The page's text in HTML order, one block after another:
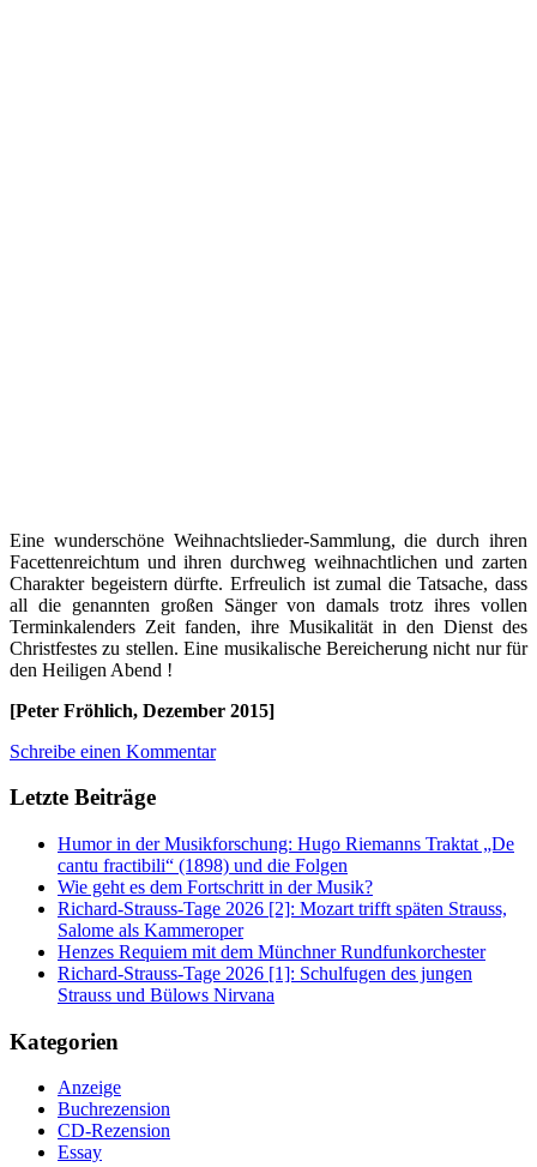
Eine wunderschöne Weihnachtslieder-Sammlung, die durch ihren
Facettenreichtum und ihren durchweg weihnachtlichen und zarten
Charakter begeistern dürfte. Erfreulich ist zumal die Tatsache, dass
all die genannten großen Sänger von damals trotz ihres vollen
Terminkalenders Zeit fanden, ihre Musikalität in den Dienst des
Christfestes zu stellen. Eine musikalische Bereicherung nicht nur für
den Heiligen Abend !
[Peter Fröhlich, Dezember 2015]
Schreibe einen Kommentar
Letzte Beiträge
Humor in der Musikforschung: Hugo Riemanns Traktat „De
cantu fractibili“ (1898) und die Folgen
Wie geht es dem Fortschritt in der Musik?
Richard-Strauss-Tage 2026 [2]: Mozart trifft späten Strauss,
Salome als Kammeroper
Henzes Requiem mit dem Münchner Rundfunkorchester
Richard-Strauss-Tage 2026 [1]: Schulfugen des jungen
Strauss und Bülows Nirvana
Kategorien
Anzeige
Buchrezension
CD-Rezension
Essay